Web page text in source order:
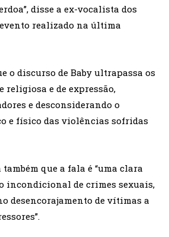
disse a ex-vocalista dos
realizado na última
o discurso de Baby ultrapassa os
religiosa e de expressão,
e desconsiderando o
e físico das violências sofridas
que a fala é “uma clara
incondicional de crimes sexuais,
desencorajamento de vítimas a